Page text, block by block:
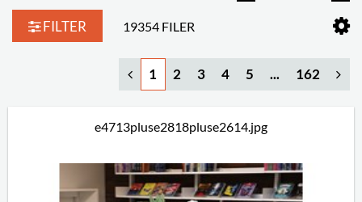
Kontakt os
FILTER 19354 FILER
1 2 3 4 5 ... 162
e4713pluse2818pluse2614.jpg